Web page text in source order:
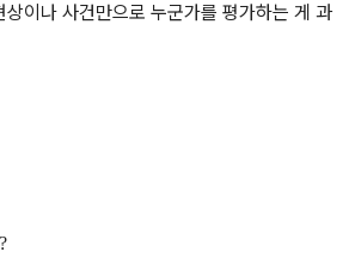
상이나 사건만으로 누군가를 평가하는 게 과
?